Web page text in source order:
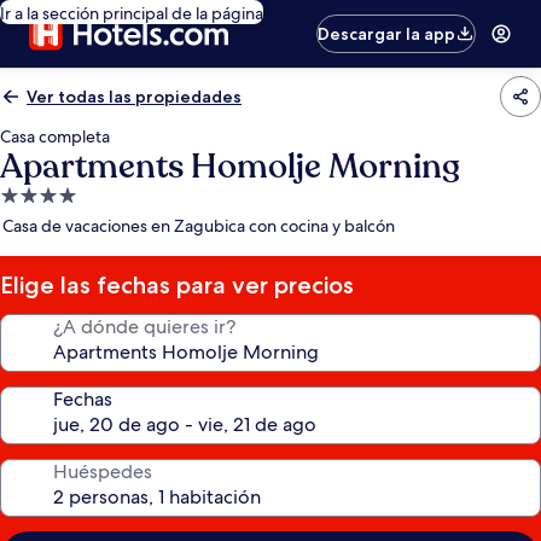
Ir a la sección principal de la página
Descargar la app
Ver todas las propiedades
Casa completa
Apartments Homolje Morning
Propiedad
de
estrellas
Casa de vacaciones en Zagubica con cocina y balcón
Elige las fechas para ver precios
¿A dónde quieres ir?
Fechas
Huéspedes